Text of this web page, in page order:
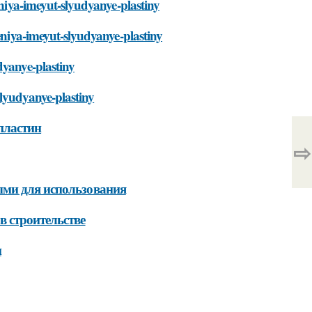
imeyut-slyudyanye-plastiny
imeyut-slyudyanye-plastiny
plastiny
plastiny
для использования
⇨